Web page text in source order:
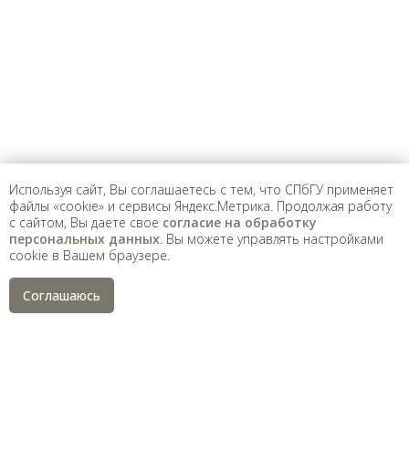
На данном информационном ресурсе могут быть
Политика СПбГУ в отношении обработки
персональных данных
Saint Petersburg State University
Санкт-Петербургский государственный университет©
2026
Используя сайт, Вы соглашаетесь с тем, что СПбГУ применяет
файлы «cookie» и сервисы Яндекс.Метрика. Продолжая работу
с сайтом, Вы даете свое согласие на обработку
персональных данных . Вы можете управлять настройками
cookie в Вашем браузере.
Соглашаюсь